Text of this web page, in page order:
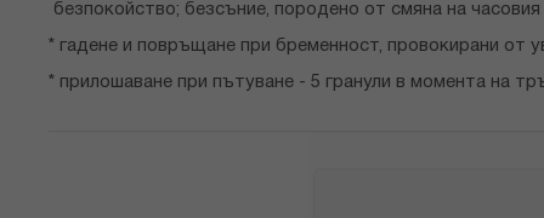
безпокойство; безсъние, породено от смяна на
* гадене и повръщане при бременност, провокирани от
* прилошаване при пътуване - 5 гранули в момента на